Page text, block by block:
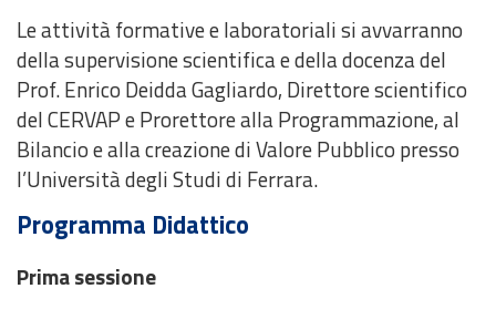
Le attività formative e laboratoriali si avvarranno
della supervisione scientifica e della docenza del
Prof. Enrico Deidda Gagliardo, Direttore scientifico
del CERVAP e Prorettore alla Programmazione, al
Bilancio e alla creazione di Valore Pubblico presso
l’Università degli Studi di Ferrara.
Programma Didattico
Prima sessione